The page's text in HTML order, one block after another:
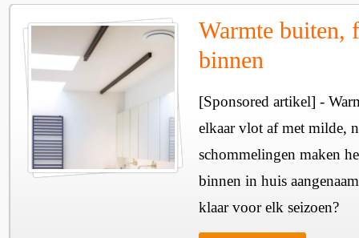
Warmte buiten,
binnen
[Sponsored artikel] -
elkaar vlot af met milde,
schommelingen maken
binnen in huis
klaar voor elk seizoen?